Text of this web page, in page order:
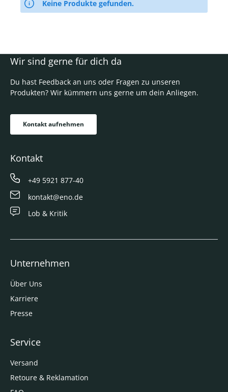
Keine Produkte gefunden.
Wir sind gerne für dich da
Du hast Feedback an uns oder Fragen zu unseren
Produkten? Wir kümmern uns gerne um dein Anliegen.
Kontakt aufnehmen
Kontakt
+49 5921 877-40
kontakt@eno.de
Lob & Kritik
Unternehmen
Über Uns
Karriere
Presse
Service
Versand
Retoure & Reklamation